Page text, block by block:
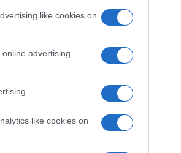
like cookies on
advertising
like cookies on
párok.
ezeket
érdemes